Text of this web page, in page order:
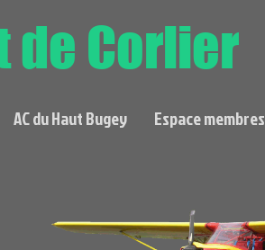
de Corlier
AC du Haut Bugey Espace membres